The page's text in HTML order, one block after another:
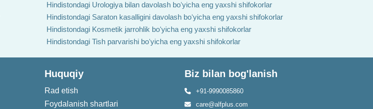
Hindistondagi Urologiya bilan davolash boʻyicha eng yaxshi shifokorlar
Hindistondagi Saraton kasalligini davolash boʻyicha eng yaxshi shifokorlar
Hindistondagi Kosmetik jarrohlik boʻyicha eng yaxshi shifokorlar
Hindistondagi Tish parvarishi boʻyicha eng yaxshi shifokorlar
Huquqiy
Rad etish
Foydalanish shartlari
Biz bilan bog'lanish
+91-9990085860
care@alfplus.com